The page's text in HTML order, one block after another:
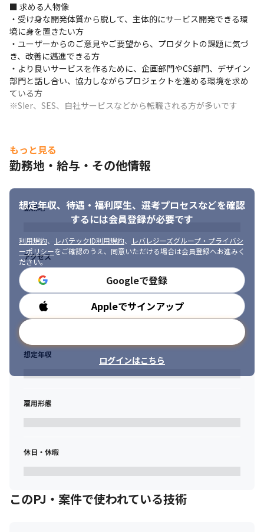
変更の範囲：会社の定める業務
■ 求める人物像
・受け身な開発体質から脱して、主体的にサービス開発できる環
境に身を置きたい方
・ユーザーからのご意見やご要望から、プロダクトの課題に気づ
き、改善に邁進できる方
・より良いサービスを作るために、企画部門やCS部門、デザイン
部門と話し合い、協力しながらプロジェクトを進める環境を求め
ている方
※SIer、SES、自社サービスなどから転職される方が多いです
もっと見る
勤務地・給与・その他情報
想定年収、待遇・福利厚生、 選考プロセスなどを確認
するには会員登録が必要です
利用規約、 レバテックID利用規約、
レバレジーズグループ・プライバシ
ーポリシーをご確認のうえ、同意いただける場合は会員登録へお進みく
ださい。
Googleで登録
Appleでサインアップ
ログインはこちら
勤務地
アクセス
勤務時間
想定年収
雇用形態
休日・休暇
このPJ・案件で使われている技術